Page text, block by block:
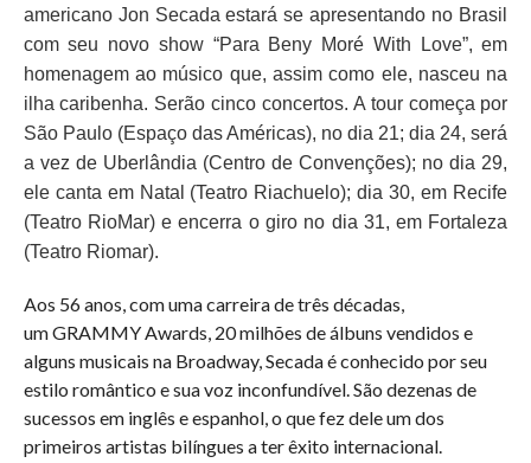
americano Jon Secada estará se apresentando no Brasil
com seu novo show “Para Beny Moré With Love”, em
homenagem ao músico que, assim como ele, nasceu na
ilha caribenha. Serão cinco concertos. A tour começa por
São Paulo (Espaço das Américas), no dia 21; dia 24, será
a vez de Uberlândia (Centro de Convenções); no dia 29,
ele canta em Natal (Teatro Riachuelo); dia 30, em Recife
(Teatro RioMar) e encerra o giro no dia 31, em Fortaleza
(Teatro Riomar).
Aos 56 anos, com uma carreira de três décadas,
um GRAMMY Awards, 20 milhões de álbuns vendidos e
alguns musicais na Broadway, Secada é conhecido por seu
estilo romântico e sua voz inconfundível. São dezenas de
sucessos em inglês e espanhol, o que fez dele um dos
primeiros artistas bilíngues a ter êxito internacional.